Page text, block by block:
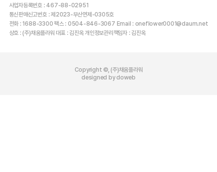
사업자등록번호 : 467-88-02951
통신판매신고번호 : 제2023-부산연제-0305호
전화 : 1688-3300 팩스 : 0504-846-3067 Email : oneflower0001@daum.net
상호 : (주)채움플라워 대표 : 김진옥 개인정보관리책임자 : 김진옥
Copyright ©, (주)채움플라워
designed by doweb